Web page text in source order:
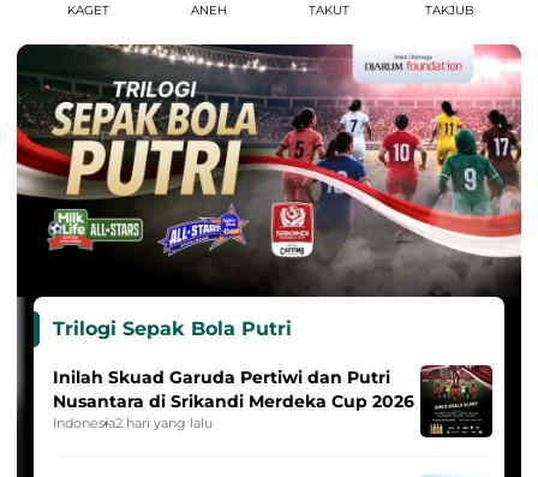
KAGET ANEH TAKUT TAKJUB
Trilogi Sepak Bola Putri
Inilah Skuad Garuda Pertiwi dan Putri
Nusantara di Srikandi Merdeka Cup 2026
Indonesia2 hari yang lalu